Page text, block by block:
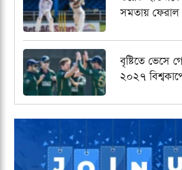
সমতায় ফেরাল
বৃষ্টিতে ভেসে
২০২৭
আয়ারল্যান্ডের